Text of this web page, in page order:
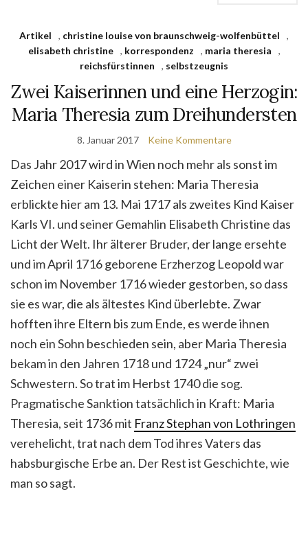
Artikel , christine louise von braunschweig-wolfenbüttel
,
elisabeth christine
, korrespondenz , maria theresia
,
reichsfürstinnen
, selbstzeugnis
Zwei Kaiserinnen und eine Herzogin:
Maria Theresia zum Dreihundersten
8. Januar 2017 Keine Kommentare
Das Jahr 2017 wird in Wien noch mehr als sonst im
Zeichen einer Kaiserin stehen: Maria Theresia
erblickte hier am 13. Mai 1717 als zweites Kind Kaiser
Karls VI. und seiner Gemahlin Elisabeth Christine das
Licht der Welt. Ihr älterer Bruder, der lange ersehte
und im April 1716 geborene Erzherzog Leopold war
schon im November 1716 wieder gestorben, so dass
sie es war, die als ältestes Kind überlebte. Zwar
hofften ihre Eltern bis zum Ende, es werde ihnen
noch ein Sohn beschieden sein, aber Maria Theresia
bekam in den Jahren 1718 und 1724 „nur“ zwei
Schwestern. So trat im Herbst 1740 die sog.
Pragmatische Sanktion tatsächlich in Kraft: Maria
Theresia, seit 1736 mit Franz Stephan von Lothringen
verehelicht, trat nach dem Tod ihres Vaters das
habsburgische Erbe an. Der Rest ist Geschichte, wie
man so sagt.